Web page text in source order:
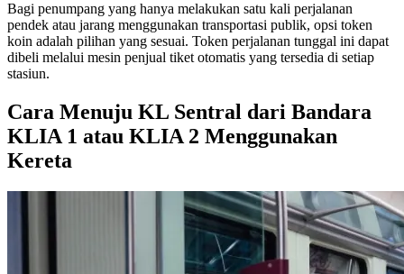
Bagi penumpang yang hanya melakukan satu kali perjalanan
pendek atau jarang menggunakan transportasi publik, opsi token
koin adalah pilihan yang sesuai. Token perjalanan tunggal ini dapat
dibeli melalui mesin penjual tiket otomatis yang tersedia di setiap
stasiun.
Cara Menuju KL Sentral dari Bandara
KLIA 1 atau KLIA 2 Menggunakan
Kereta